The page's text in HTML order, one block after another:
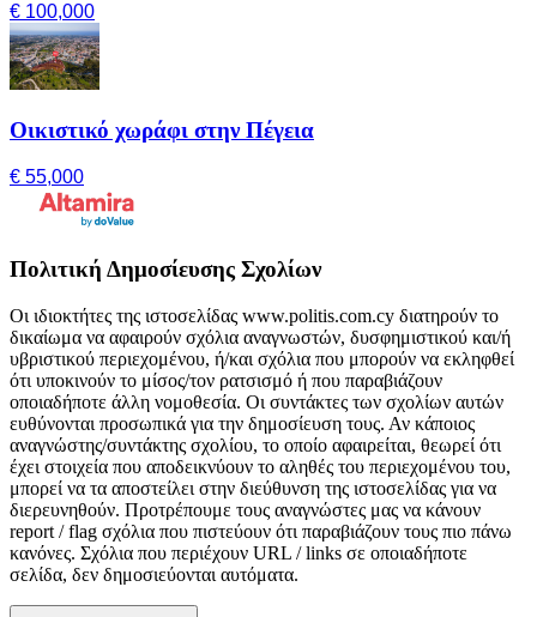
€ 100,000
Οικιστικό χωράφι στην Πέγεια
€ 55,000
Πολιτική Δημοσίευσης Σχολίων
Οι ιδιοκτήτες της ιστοσελίδας www.politis.com.cy διατηρούν το
δικαίωμα να αφαιρούν σχόλια αναγνωστών, δυσφημιστικού και/ή
υβριστικού περιεχομένου, ή/και σχόλια που μπορούν να εκληφθεί
ότι υποκινούν το μίσος/τον ρατσισμό ή που παραβιάζουν
οποιαδήποτε άλλη νομοθεσία. Οι συντάκτες των σχολίων αυτών
ευθύνονται προσωπικά για την δημοσίευση τους. Αν κάποιος
αναγνώστης/συντάκτης σχολίου, το οποίο αφαιρείται, θεωρεί ότι
έχει στοιχεία που αποδεικνύουν το αληθές του περιεχομένου του,
μπορεί να τα αποστείλει στην διεύθυνση της ιστοσελίδας για να
διερευνηθούν. Προτρέπουμε τους αναγνώστες μας να κάνουν
report / flag σχόλια που πιστεύουν ότι παραβιάζουν τους πιο πάνω
κανόνες. Σχόλια που περιέχουν URL / links σε οποιαδήποτε
σελίδα, δεν δημοσιεύονται αυτόματα.